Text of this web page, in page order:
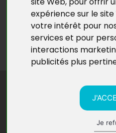
expérience sur le
votre intérêt pour
services et pour
interactions
publicités plus
Je
Ndjambe, épouse Kollo et
diplômée d’un master en
humaines. Après plusieurs
multinationales et sociétés
chef d’entreprise en 2018.